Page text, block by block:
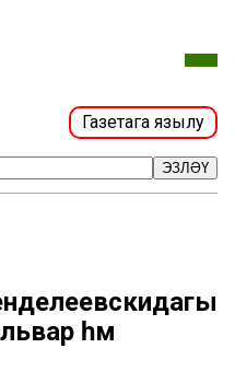
Газетага язылу
ЭЗЛӘҮ
һәм